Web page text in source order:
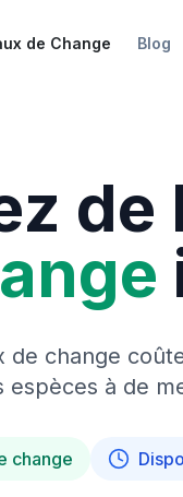
de Change Blog
de
de change
espèces à de
change